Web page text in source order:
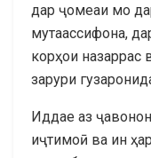
дар ҷомеаи мо
мутаассифона,
корҳои назаррас
зарури
Иддае аз
иҷтимоӣ ва ин